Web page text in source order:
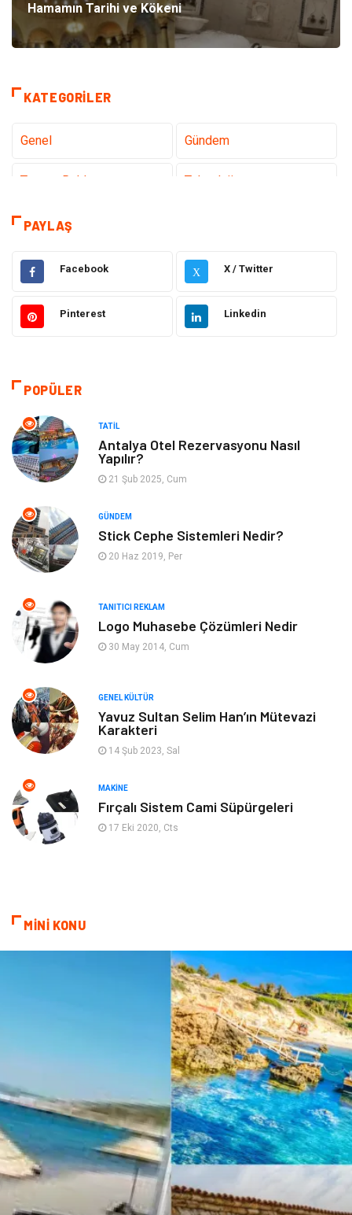
Hamamın Tarihi ve Kökeni
KATEGORILER
Genel Gündem
Tanıtıcı Reklam Teknoloji
Sağlık
Eğitim Hukuk
Otomotiv Elektrik & Elektronik
Giyim
Makine
Tatil
Gayrimenkul Moda
Bilgisayar & Yazılım Müzik
Mobilya
Ev İşleri
Aksesuar
Gençlik Eğlence
İnternet
Cam
Restaurant
PAYLAŞ
Facebook X X / Twitter
Pinterest Linkedin
POPÜLER
TATIL
Antalya Otel Rezervasyonu Nasıl
Yapılır?
21 Şub 2025, Cum
GÜNDEM
Stick Cephe Sistemleri Nedir?
20 Haz 2019, Per
TANITICI REKLAM
Logo Muhasebe Çözümleri Nedir
30 May 2014, Cum
GENEL KÜLTÜR
Yavuz Sultan Selim Han’ın Mütevazi
Karakteri
14 Şub 2023, Sal
MAKINE
Fırçalı Sistem Cami Süpürgeleri
17 Eki 2020, Cts
MİNİ KONU